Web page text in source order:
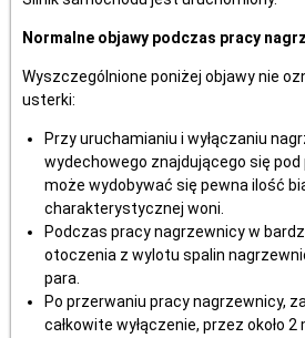
Normalne objawy podczas pracy
Wyszczególnione poniżej objawy nie
usterki:
Przy uruchamianiu i wyłączaniu
wydechowego znajdującego się pod
może wydobywać się pewna ilość
charakterystycznej woni.
Podczas pracy nagrzewnicy w
otoczenia z wylotu spalin
para.
Po przerwaniu pracy nagrzewnicy,
całkowite wyłączenie, przez około